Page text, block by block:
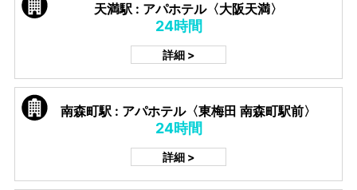
天満駅 : アパホテル〈大阪天満〉
24時間
詳細 >
南森町駅 : アパホテル〈東梅田 南森町駅前〉
24時間
詳細 >